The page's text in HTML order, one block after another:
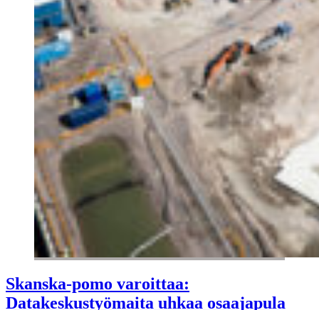
Skanska-pomo varoittaa:
Datakeskustyömaita uhkaa osaajapula